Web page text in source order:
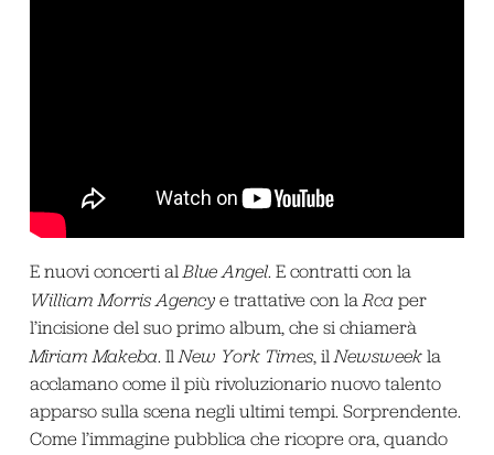
E nuovi concerti al Blue Angel. E contratti con la
William Morris Agencye trattative con la Rca per
l’incisione del suo primo album, che si chiamerà
Miriam Makeba. Il New York Times, il Newsweekla
acclamano come il più rivoluzionario nuovo talento
apparso sulla scena negli ultimi tempi. Sorprendente.
Come l’immagine pubblica che ricopre ora, quando